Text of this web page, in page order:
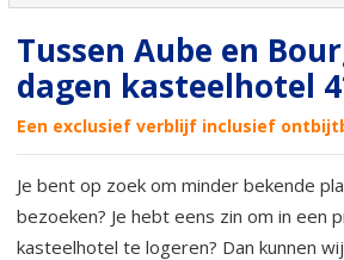
Tussen Aube en
dagen kasteelhotel
Een exclusief verblijf inclusief
Je bent op zoek om minder bekende
bezoeken? Je hebt eens zin om in een
kasteelhotel te logeren? Dan kunnen